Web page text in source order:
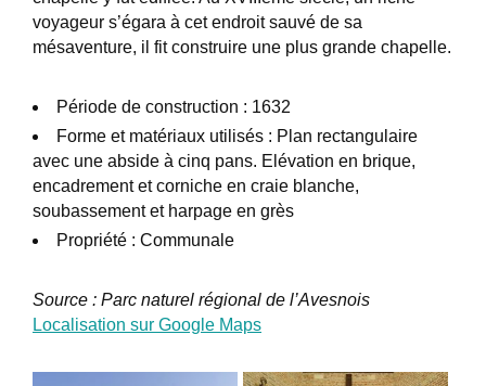
voyageur s’égara à cet endroit sauvé de sa
mésaventure, il fit construire une plus grande chapelle.
Période de construction : 1632
Forme et matériaux utilisés : Plan rectangulaire
avec une abside à cinq pans. Elévation en brique,
encadrement et corniche en craie blanche,
soubassement et harpage en grès
Propriété : Communale
Source : Parc naturel régional de l’Avesnois
Localisation sur Google Maps